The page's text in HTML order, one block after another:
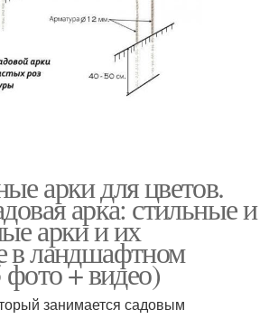
арки для цветов.
арка: стильные и
арки и их
в ландшафтном
+ видео)
занимается садовым